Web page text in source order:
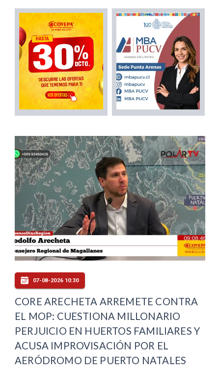
07-08-2026 10:30
CORE ARECHETA ARREMETE CONTRA
EL MOP: CUESTIONA MILLONARIO
PERJUICIO EN HUERTOS FAMILIARES Y
ACUSA IMPROVISACIÓN POR EL
AERÓDROMO DE PUERTO NATALES